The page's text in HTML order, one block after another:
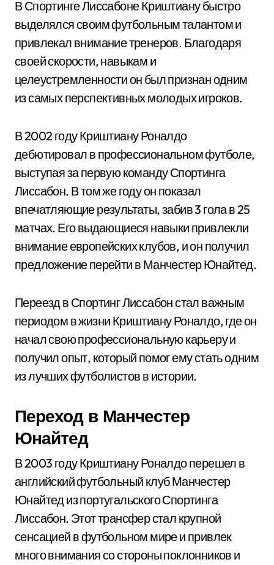
В Спортинге Лиссабоне Криштиану быстро
выделялся своим футбольным талантом и
привлекал внимание тренеров. Благодаря
своей скорости, навыкам и
целеустремленности он был признан одним
из самых перспективных молодых игроков.
В 2002 году Криштиану Роналдо
дебютировал в профессиональном футболе,
выступая за первую команду Спортинга
Лиссабон. В том же году он показал
впечатляющие результаты, забив 3 гола в 25
матчах. Его выдающиеся навыки привлекли
внимание европейских клубов, и он получил
предложение перейти в Манчестер Юнайтед.
Переезд в Спортинг Лиссабон стал важным
периодом в жизни Криштиану Роналдо, где он
начал свою профессиональную карьеру и
получил опыт, который помог ему стать одним
из лучших футболистов в истории.
Переход в Манчестер
Юнайтед
В 2003 году Криштиану Роналдо перешел в
английский футбольный клуб Манчестер
Юнайтед из португальского Спортинга
Лиссабон. Этот трансфер стал крупной
сенсацией в футбольном мире и привлек
много внимания со стороны поклонников и